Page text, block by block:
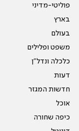
פוליטי-מדיני
בארץ
בעולם
משפט ופלילים
כלכלה ונדל"ן
דעות
חדשות המגזר
אוכל
כיפה שחורה